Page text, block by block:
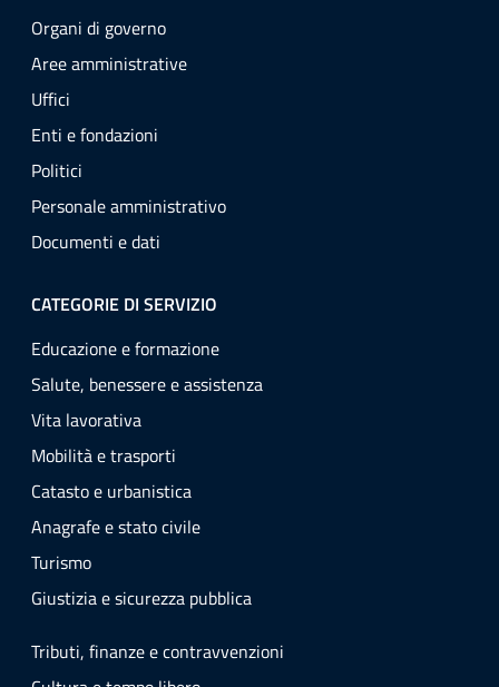
Organi di governo
Aree amministrative
Uffici
Enti e fondazioni
Politici
Personale amministrativo
Documenti e dati
CATEGORIE DI SERVIZIO
Educazione e formazione
Salute, benessere e assistenza
Vita lavorativa
Mobilità e trasporti
Catasto e urbanistica
Anagrafe e stato civile
Turismo
Giustizia e sicurezza pubblica
Tributi, finanze e contravvenzioni